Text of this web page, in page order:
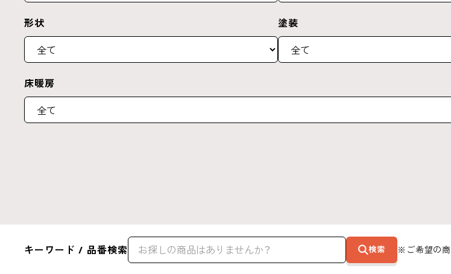
形状 塗装
床暖房
キーワード / 品番検索 検索 ※ご希望の商